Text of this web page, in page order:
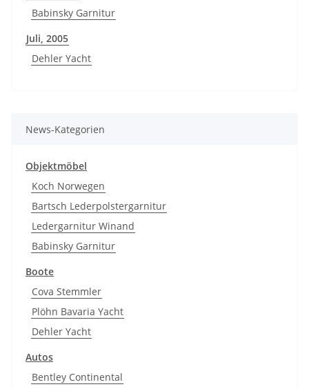
Babinsky Garnitur
Juli, 2005
Dehler Yacht
News-Kategorien
Objektmöbel
Koch Norwegen
Bartsch Lederpolstergarnitur
Ledergarnitur Winand
Babinsky Garnitur
Boote
Cova Stemmler
Plöhn Bavaria Yacht
Dehler Yacht
Autos
Bentley Continental